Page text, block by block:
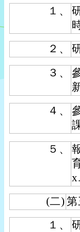
１、
２、
３、
４、
５、
(二) 第
１、